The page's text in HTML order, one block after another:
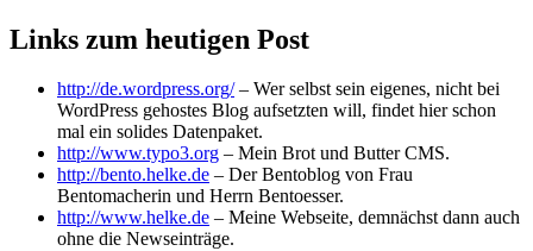
Links zum heutigen Post
http://de.wordpress.org/– Wer selbst sein eigenes, nicht bei
WordPress gehostes Blog aufsetzten will, findet hier schon
mal ein solides Datenpaket.
http://www.typo3.org – Mein Brot und Butter CMS.
http://bento.helke.de – Der Bentoblog von Frau
Bentomacherin und Herrn Bentoesser.
http://www.helke.de – Meine Webseite, demnächst dann auch
ohne die Newseinträge.